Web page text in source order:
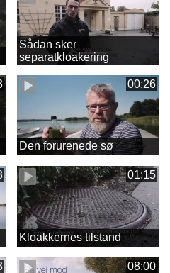
Sådan sker
separatkloakering
00:26
Den forurenede sø
01:15
Kloakkernes tilstand
08:00